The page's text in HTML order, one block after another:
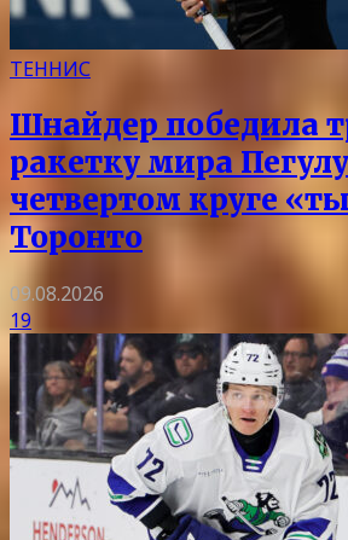
ТЕННИС
Шнайдер победила
ракетку мира
четвертом круге
Торонто
09.08.2026
19